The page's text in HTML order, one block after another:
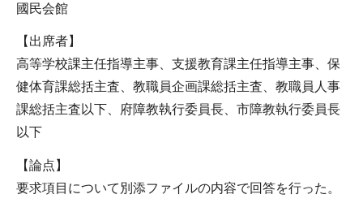
國民会館
【出席者】
高等学校課主任指導主事、支援教育課主任指導主事、保
健体育課総括主査、教職員企画課総括主査、教職員人事
課総括主査以下、府障教執行委員長、市障教執行委員長
以下
【論点】
要求項目について別添ファイルの内容で回答を行った。